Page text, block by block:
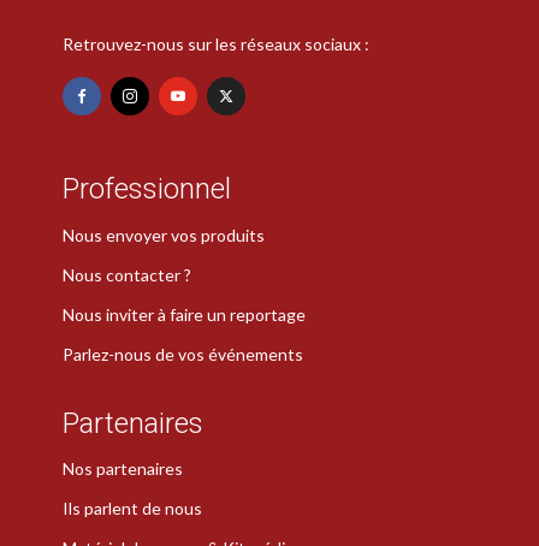
Retrouvez-nous sur les réseaux sociaux :
Professionnel
Nous envoyer vos produits
Nous contacter ?
Nous inviter à faire un reportage
Parlez-nous de vos événements
Partenaires
Nos partenaires
Ils parlent de nous